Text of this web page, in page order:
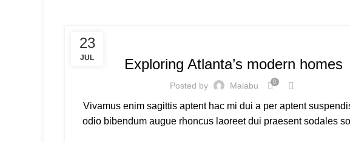
23
JUL Exploring Atlanta’s modern homes
Posted by Malabu 0
Vivamus enim sagittis aptent hac mi dui a per aptent
odio bibendum augue rhoncus laoreet dui praesent sodales